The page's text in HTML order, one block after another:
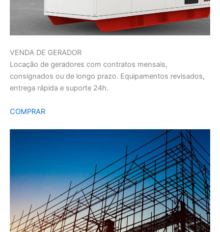
VENDA DE GERADOR
Locação de geradores com contratos mensais,
consignados ou de longo prazo. Equipamentos revisados,
entrega rápida e suporte 24h.
COMPRAR